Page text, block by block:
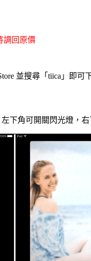
調回原價
並搜尋「tiica」即可
下角可開關閃光燈，